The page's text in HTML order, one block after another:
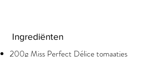
Ingrediënten
200g Miss Perfect Délice tomaatjes